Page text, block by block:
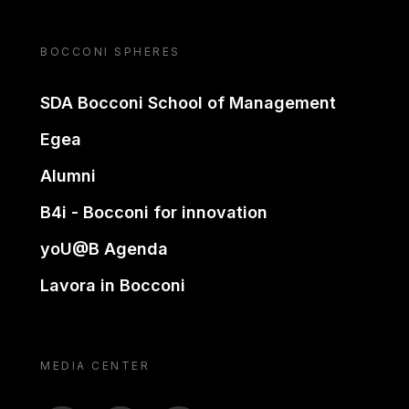
BOCCONI SPHERES
SDA Bocconi School of Management
Egea
Alumni
B4i - Bocconi for innovation
yoU@B Agenda
Lavora in Bocconi
MEDIA CENTER